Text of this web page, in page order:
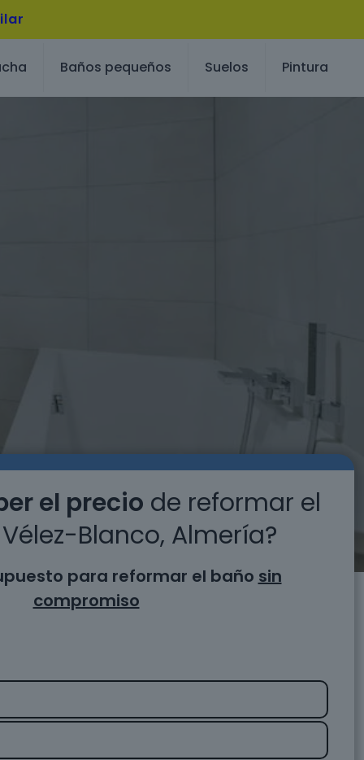
Baños pequeños Suelos Pintura
el precio de reformar el
Blanco, Almería?
para reformar el baño sin
compromiso